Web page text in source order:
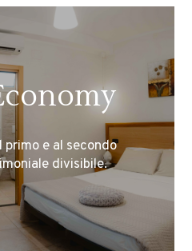
primo e al secondo
divisibile.